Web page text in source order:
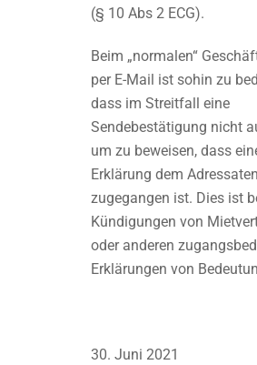
(§ 10 Abs 2 ECG).
Beim „normalen“
per E-Mail ist sohin zu
dass im Streitfall eine
Sendebestätigung nicht
um zu beweisen, dass
Erklärung dem Adressaten
zugegangen ist. Dies ist
Kündigungen von
oder anderen
Erklärungen von
30. Juni 2021